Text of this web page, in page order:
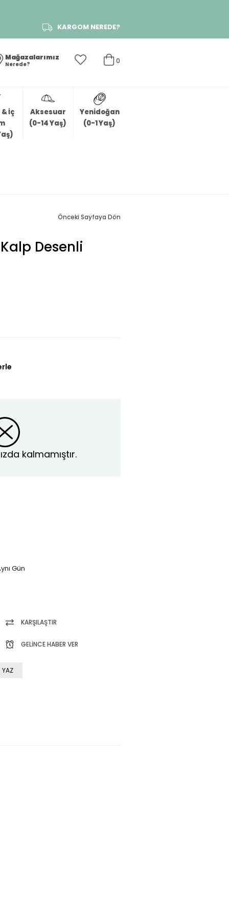
KARGOM NEREDE?
0
Mağazalarımız
Nerede?
İç
Aksesuar
(0-14 Yaş)
Yenidoğan
(0-1 Yaş)
Önceki Sayfaya Dön
Desenli
kalmamıştır.
Gün
KARŞILAŞTIR
GELINCE HABER VER
YAZ